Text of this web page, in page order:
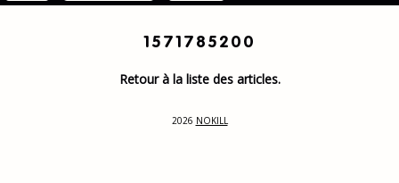
1571785200
Retour à la liste des articles.
2026 NOKILL